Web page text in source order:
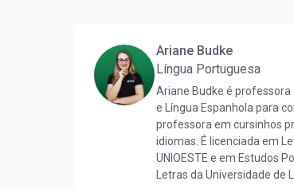
Ariane Budke
Língua Portuguesa
Ariane Budke é professora
e Língua Espanhola para
professora em cursinhos
idiomas. É licenciada em
UNIOESTE e em Estudos
Letras da Universidade de